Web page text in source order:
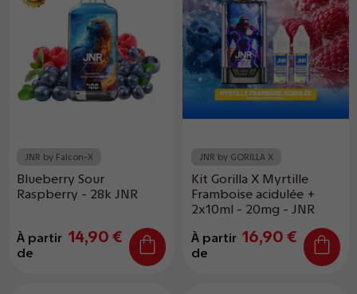
JNR by Falcon-X
Blueberry Sour
Raspberry - 28k JNR
À partir
de
14,90 €
JNR by GORILLA X
Kit Gorilla X Myrtille
Framboise acidulée +
2x10ml - 20mg - JNR
À partir
de
16,90 €